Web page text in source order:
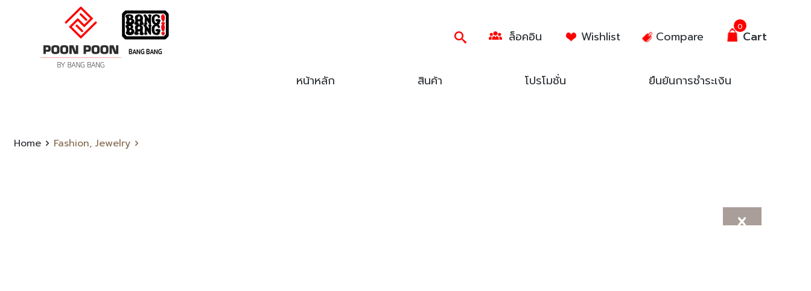
ล็อคอิน Wishlist Compare
0
Cart
หน้าหลัก สินค้า โปรโมชั่น ยืนยันการชำระเงิน
Home Fashion, Jewelry